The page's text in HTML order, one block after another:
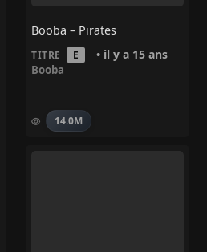
Booba – Pirates
TITRE E • il y a 15 ans
Booba
14.0M